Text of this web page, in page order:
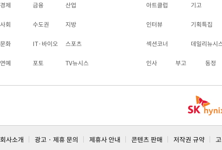
경제 금융 산업
사회 수도권 지방
문화 IT·바이오 스포츠
연예 포토 TV뉴시스
아트클럽 기고
인터뷰 기획특집
섹션코너 데일리뉴시
인사 부고 동정
회사소개 광고 · 제휴 문의 제휴사 안내 콘텐츠 판매 저작권 규약